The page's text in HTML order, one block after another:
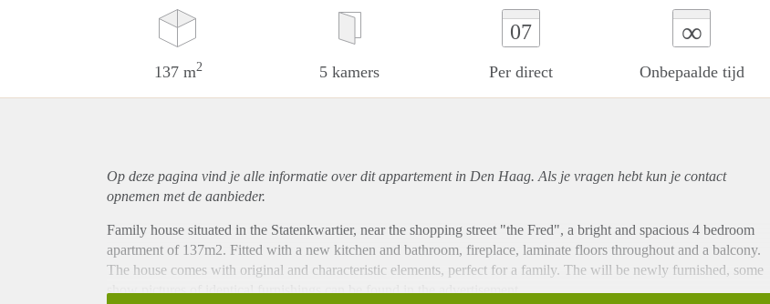
137 m2 5 kamers
07
Per direct
∞
Onbepaalde tijd
Op deze pagina vind je alle informatie over ditappartementin Den Haag. Als je vragen hebt kun je contact
opnemen met de aanbieder.
Family house situated in the Statenkwartier, near the shopping street "the Fred", a bright and spacious 4 bedroom
apartment of 137m2. Fitted with a new kitchen and bathroom, fireplace, laminate floors throughout and a balcony.
The house comes with original and characteristic elements, perfect for a family. The will be newly furnished, some
show pictures of identical furnishings can be found in the advertisement.